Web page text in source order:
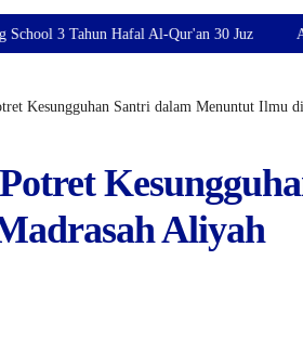
Hafal Al-Qur'an 30 Juz Alamat : Jln.
Kesungguhan Santri dalam Menuntut Ilmu
Aliyah